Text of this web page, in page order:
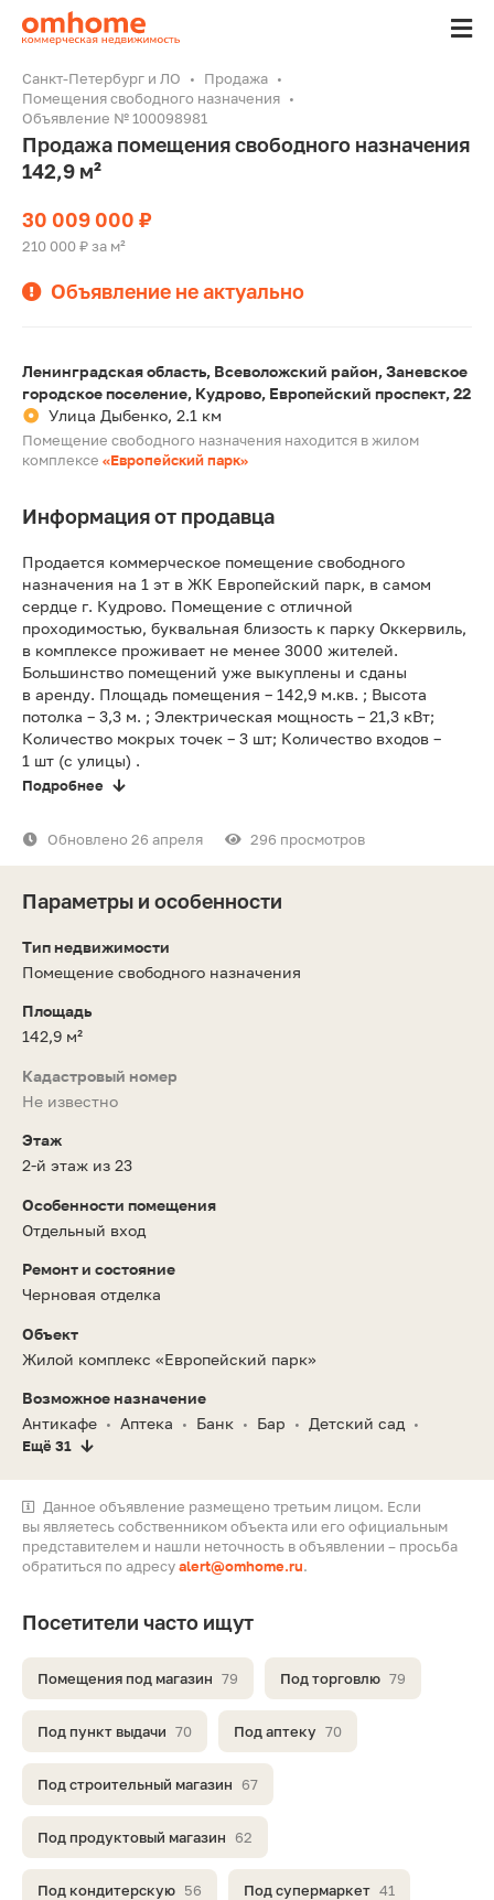
Санкт-Петербург и ЛО
Продажа
Помещения свободного назначения
Объявление № 100098981
Продажа помещения свободного назначения
142,9 м²
30 009 000 ₽
210 000 ₽ за м²
Объявление не актуально
Ленинградская область, Всеволожский район, Заневское
городское поселение, Кудрово, Европейский проспект, 22
Улица Дыбенко, 2.1 км
Помещение свободного назначения находится в жилом
комплексе «Европейский парк»
Информация от продавца
Продается коммерческое помещение свободного
назначения на 1 эт в ЖК Европейский парк, в самом
сердце г. Кудрово. Помещение с отличной
проходимостью, буквальная близость к парку Оккервиль,
в комплексе проживает не менее 3000 жителей.
Большинство помещений уже выкуплены и сданы
в аренду. Площадь помещения – 142,9 м.кв. ; Высота
потолка – 3,3 м. ; Электрическая мощность – 21,3 кВт;
Количество мокрых точек – 3 шт; Количество входов –
1 шт (с улицы) .
Подробнее
Обновлено 26 апреля 296 просмотров
Параметры и особенности
Тип недвижимости
Помещение свободного назначения
Площадь
142,9 м²
Кадастровый номер
Не известно
Этаж
2-й этаж из 23
Особенности помещения
Отдельный вход
Ремонт и состояние
Черновая отделка
Объект
Жилой комплекс «Европейский парк»
Возможное назначение
Антикафе • Аптека • Банк • Бар • Детский сад •
Ещё 31
Данное объявление размещено третьим лицом. Если
вы являетесь собственником объекта или его официальным
представителем и нашли неточность в объявлении – просьба
обратиться по адресуalert@omhome.ru.
Посетители часто ищут
Помещения под магазин 79 Под торговлю 79
Под пункт выдачи 70 Под аптеку 70
Под строительный магазин 67
Под продуктовый магазин 62
Под кондитерскую 56 Под супермаркет 41